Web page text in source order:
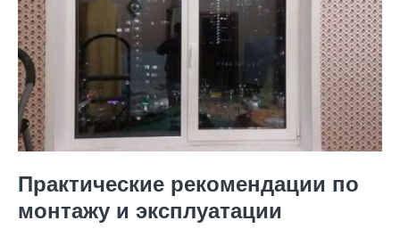
Практические рекомендации по
монтажу и эксплуатации